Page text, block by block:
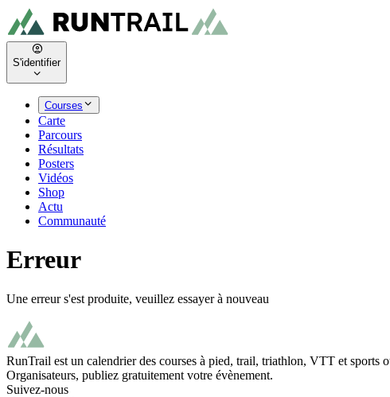
S'identifier
Courses
Carte
Parcours
Résultats
Posters
Vidéos
Shop
Actu
Communauté
Erreur
Une erreur s'est produite, veuillez essayer à nouveau
RunTrail est un calendrier des courses à pied, trail, triathlon, VTT et sports
Organisateurs, publiez gratuitement votre évènement.
Suivez-nous